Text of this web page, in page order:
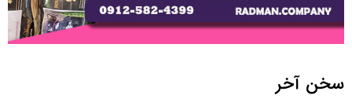
سخن آخر